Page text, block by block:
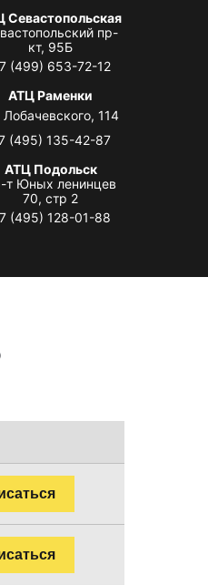
Севастопольская
пр-
кт, 95Б
(499) 653-72-12
АТЦ Раменки
Лобачевского, 114
(495) 135-42-87
АТЦ Подольск
т Юных ленинцев
70, стр 2
(495) 128-01-88